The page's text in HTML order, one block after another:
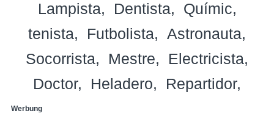
Lampista
Dentista
Químic
tenista
Futbolista
Astronauta
Socorrista
Mestre
Electricista
Doctor
Heladero Repartidor
Werbung